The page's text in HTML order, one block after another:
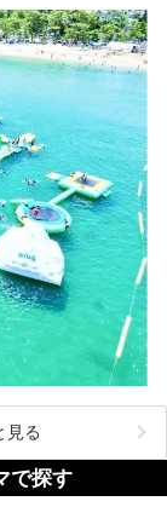
見る
で探す